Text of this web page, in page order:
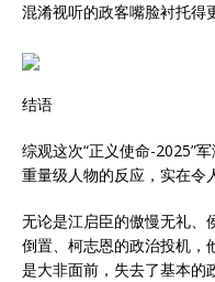
混淆视听的政客嘴脸衬托得
结语
综观这次“正义使命-2025”
重量级人物的反应，实在令
无论是江启臣的傲慢无礼、
倒置、柯志恩的政治投机，
是大非面前，失去了基本的